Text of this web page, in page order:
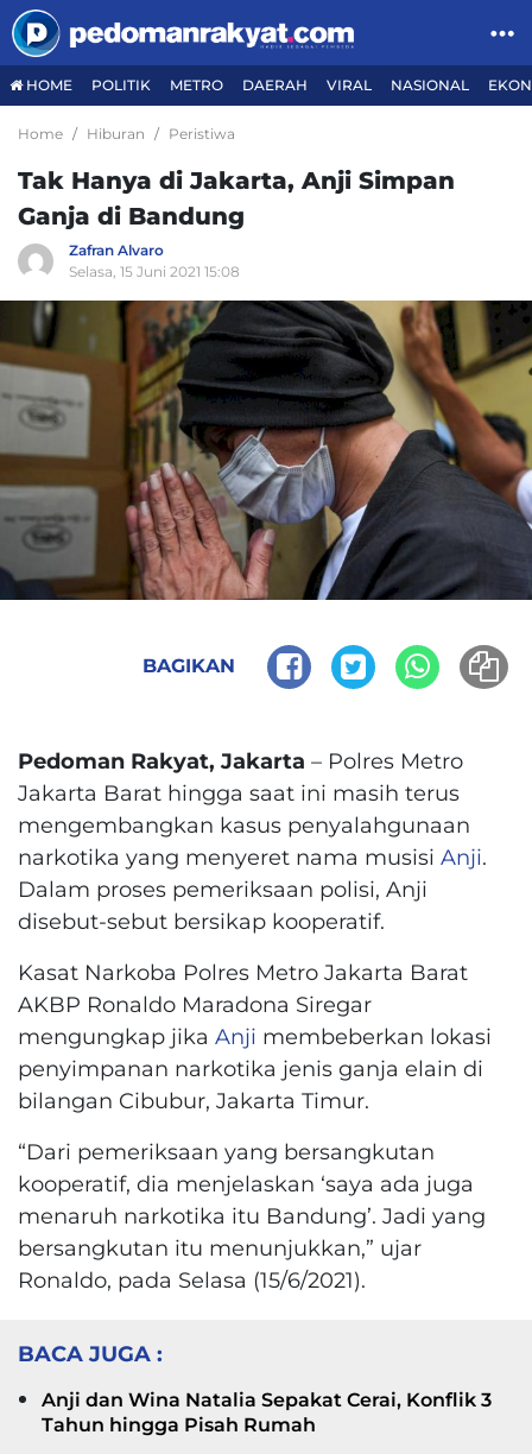
HOME POLITIK METRO DAERAH VIRAL NASIONAL
Home Hiburan Peristiwa
Tak Hanya di Jakarta, Anji Simpan
Ganja di Bandung
Zafran Alvaro
Selasa, 15 Juni 2021 15:08
BAGIKAN
Pedoman Rakyat, Jakarta – Polres Metro
Jakarta Barat hingga saat ini masih terus
mengembangkan kasus penyalahgunaan
narkotika yang menyeret nama musisi Anji.
Dalam proses pemeriksaan polisi, Anji
disebut-sebut bersikap kooperatif.
Kasat Narkoba Polres Metro Jakarta Barat
AKBP Ronaldo Maradona Siregar
mengungkap jika Anji membeberkan lokasi
penyimpanan narkotika jenis ganja elain di
bilangan Cibubur, Jakarta Timur.
“Dari pemeriksaan yang bersangkutan
kooperatif, dia menjelaskan ‘saya ada juga
menaruh narkotika itu Bandung’. Jadi yang
bersangkutan itu menunjukkan,” ujar
Ronaldo, pada Selasa (15/6/2021).
BACA JUGA :
Anji dan Wina Natalia Sepakat Cerai, Konflik 3
Tahun hingga Pisah Rumah